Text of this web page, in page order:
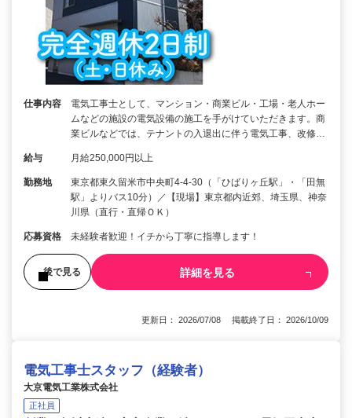
仕事内容
電気工事士として、マンション・商業ビル・工場・老人ホー
ムなどの施設の電気設備の施工を手がけていただきます。商
業ビルなどでは、テナントの入退出に伴う電気工事、改修…
給与 月給250,000円以上
勤務地
東京都東久留米市中央町4-4-30（「ひばりヶ丘駅」・「田無
駅」よりバス10分）／【現場】東京都内近郊、埼玉県、神奈
川県（直行・直帰ＯＫ）
応募資格 未経験者歓迎！イチから丁寧に指導します！
後で見る 詳細を見る
更新日： 2026/07/08 掲載終了日： 2026/10/09
電気工事士スタッフ（経験者）
大京電気工業株式会社
正社員